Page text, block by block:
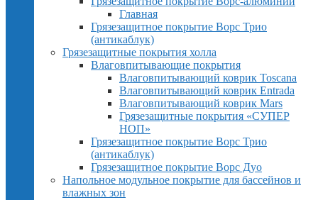
Главная
Грязезащитное покрытие Ворс Трио
(антикаблук)
Грязезащитные покрытия холла
Влаговпитывающие покрытия
Влаговпитывающий коврик Toscana
Влаговпитывающий коврик Entrada
Влаговпитывающий коврик Mars
Грязезащитные покрытия «СУПЕР
НОП»
Грязезащитное покрытие Ворс Трио
(антикаблук)
Грязезащитное покрытие Ворс Дуо
Напольное модульное покрытие для бассейнов и
влажных зон